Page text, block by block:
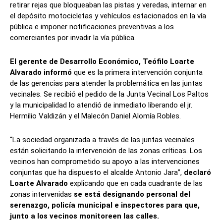
retirar rejas que bloqueaban las pistas y veredas, internar en
el depósito motocicletas y vehículos estacionados en la vía
pública e imponer notificaciones preventivas a los
comerciantes por invadir la vía pública.
El gerente de Desarrollo Económico, Teófilo Loarte
Alvarado informó que es la primera intervención conjunta
de las gerencias para atender la problemática en las juntas
vecinales. Se recibió el pedido de la Junta Vecinal Los Paltos
y la municipalidad lo atendió de inmediato liberando el jr.
Hermilio Valdizán y el Malecón Daniel Alomía Robles.
“La sociedad organizada a través de las juntas vecinales
están solicitando la intervención de las zonas críticas. Los
vecinos han comprometido su apoyo a las intervenciones
conjuntas que ha dispuesto el alcalde Antonio Jara”, declaró
Loarte Alvarado explicando que en cada cuadrante de las
zonas intervenidas se está designando personal del
serenazgo, policía municipal e inspectores para que,
junto a los vecinos monitoreen las calles.